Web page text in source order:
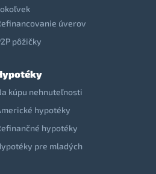
úverov
pôžičky
kúpu nehnuteľnosti
hypotéky
hypotéky
pre mladých